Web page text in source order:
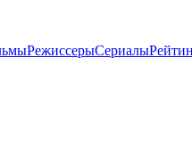
РежиссерыСериалы